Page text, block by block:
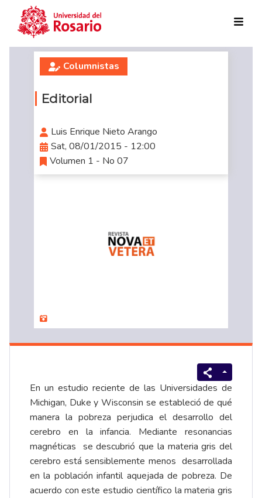
Skip to main content
Columnistas
Editorial
Luis Enrique Nieto Arango
Sat, 08/01/2015 - 12:00
Volumen 1 - No 07
En un estudio reciente de las Universidades de
Michigan, Duke y Wisconsin se estableció de qué
manera la pobreza perjudica el desarrollo del
cerebro en la infancia. Mediante resonancias
magnéticas se descubrió que la materia gris del
cerebro está sensiblemente menos desarrollada
en la población infantil aquejada de pobreza. De
acuerdo con este estudio científico la materia gris